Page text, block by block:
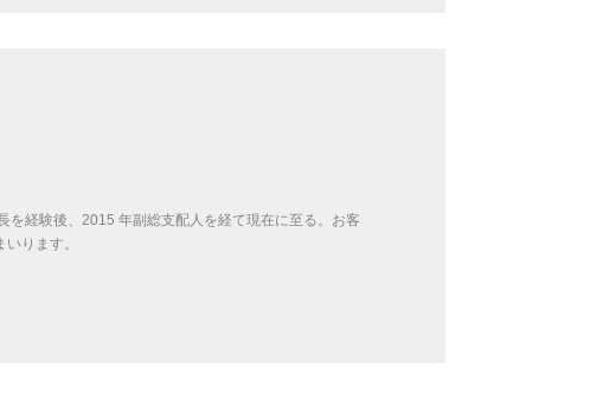
を経験後、2015 年副総支配人を経て現在に至る。お客
ります。